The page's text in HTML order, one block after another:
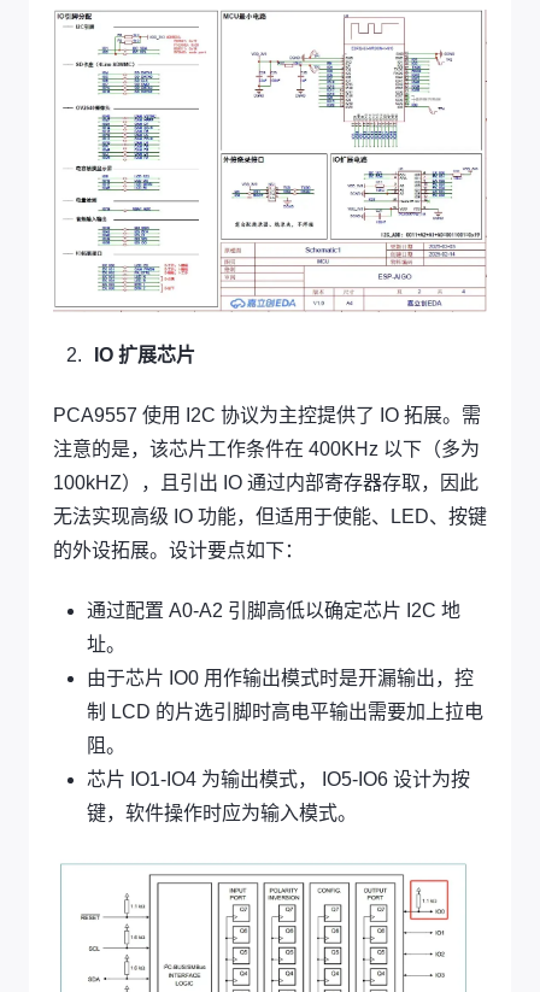
IO 扩展芯片
PCA9557 使用 I2C 协议为主控提供了 IO 拓展。需
注意的是，该芯片工作条件在 400KHz 以下（多为
100kHZ），且引出 IO 通过内部寄存器存取，因此
无法实现高级 IO 功能，但适用于使能、LED、按键
的外设拓展。设计要点如下：
通过配置 A0-A2 引脚高低以确定芯片 I2C 地
址。
由于芯片 IO0 用作输出模式时是开漏输出，控
制 LCD 的片选引脚时高电平输出需要加上拉电
阻。
芯片 IO1-IO4 为输出模式， IO5-IO6 设计为按
键，软件操作时应为输入模式。